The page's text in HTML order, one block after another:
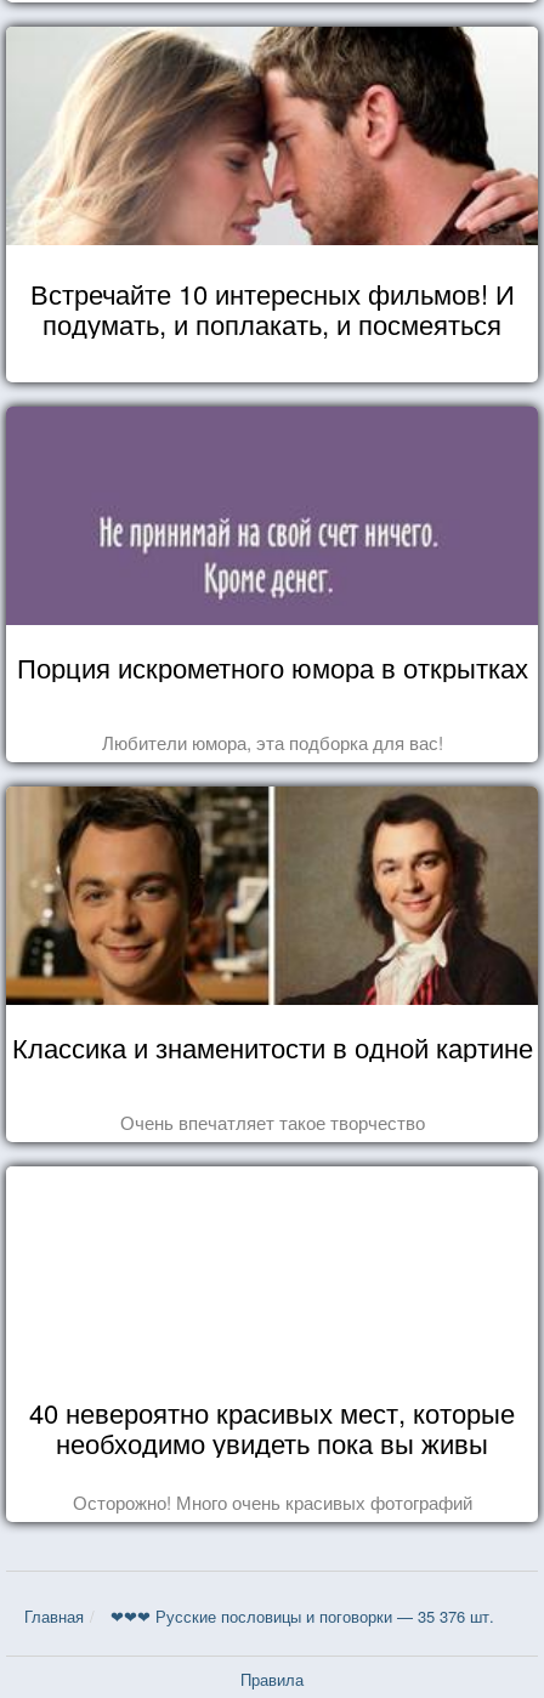
Встречайте 10 интересных фильмов! И
подумать, и поплакать, и посмеяться
Порция искрометного юмора в открытках
Любители юмора, эта подборка для вас!
Классика и знаменитости в одной картине
Очень впечатляет такое творчество
40 невероятно красивых мест, которые
необходимо увидеть пока вы живы
Осторожно! Много очень красивых фотографий
Главная ❤❤❤ Русские пословицы и поговорки — 35 376 шт.
Правила